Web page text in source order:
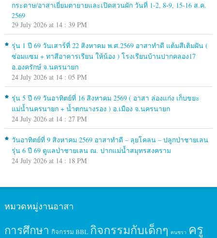
กระดาษ/อาสาเยี่ยมตายายและเปิดสวนผัก วันที่ 1-2, 8-9, 15-16 ส.ค.
2569
29 July 2026 at 14 : 39 PM
รุ่น 1 ปี 69 วันเสาร์ที่ 22 สิงหาคม พ.ศ.2569 อาสาทำดี แต้มสีเติมฝัน (
ซ่อมแซม + ทาสีอาคารเรียน ให้น้อง ) โรงเรียนบ้านปากคลอง17
อ.องครักษ์ จ.นครนายก
24 July 2026 at 14 : 05 PM
รุ่น 5 ปี 69 วันอาทิตย์ที่ 16 สิงหาคม 2569 ( อาสา ล่องแก่ง เก็บขยะ
แม่น้ำนครนายก + น้ำตกนางรอง ) อ.เมือง จ.นครนายก
24 July 2026 at 14 : 27 PM
วันอาทิตย์ที่ 9 สิงหาคม 2569 อาสาทำดี – ลุยโคลน – ปลูกป่าชายเลน
รุ่น 6 ปี 69 ดูแลป่าชายเลน ณ. ปากแม่น้ำสมุทรสงคราม
24 July 2026 at 14 : 18 PM
หมวดหมู่งานอาสา
การศึกษา กิจกรรม BBL กิจกรรมกับเด็กๆ คนชรา ครู